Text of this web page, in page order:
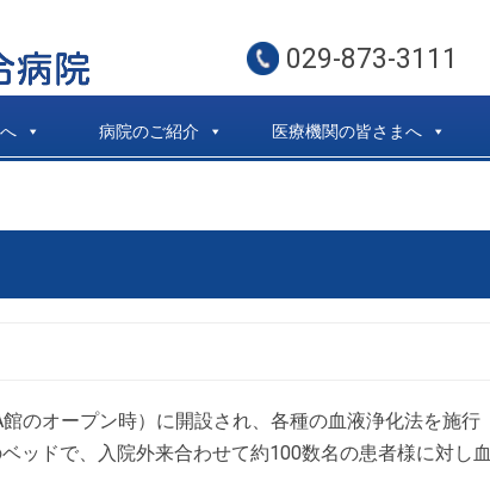
029-873-3111
病院のご紹介 医療機関の皆さまへ
のオープン時）に開設され、各種の血液浄化法を施行
ッドで、入院外来合わせて約100数名の患者様に対し血